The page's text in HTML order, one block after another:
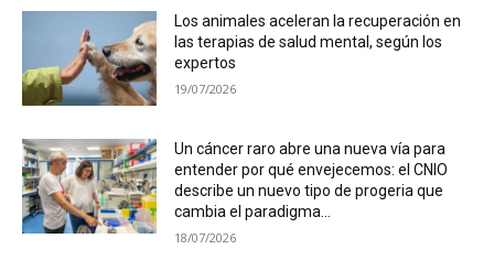
Los animales aceleran la recuperación en
las terapias de salud mental, según los
expertos
19/07/2026
Un cáncer raro abre una nueva vía para
entender por qué envejecemos: el CNIO
describe un nuevo tipo de progeria que
cambia el paradigma...
18/07/2026